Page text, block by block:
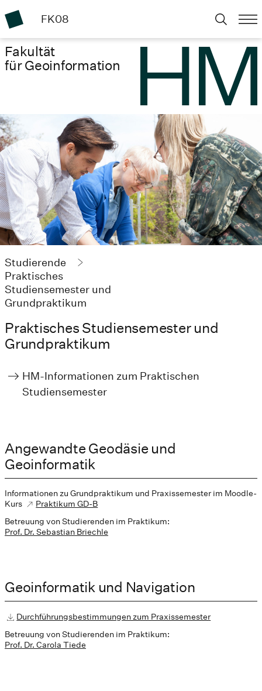
FK08
Fakultät
für Geoinformation
Studierende
Praktisches
Studiensemester und
Grundpraktikum
Praktisches Studiensemester und
Grundpraktikum
HM-Informationen zum Praktischen
Studiensemester
Angewandte Geodäsie und
Geoinformatik
Informationen zu Grundpraktikum und Praxissemester im Moodle-
Kurs
Praktikum GD-B
Betreuung von Studierenden im Praktikum:
Prof. Dr. Sebastian Briechle
Geoinformatik und Navigation
Durchführungsbestimmungen zum Praxissemester
Betreuung von Studierenden im Praktikum:
Prof. Dr. Carola Tiede